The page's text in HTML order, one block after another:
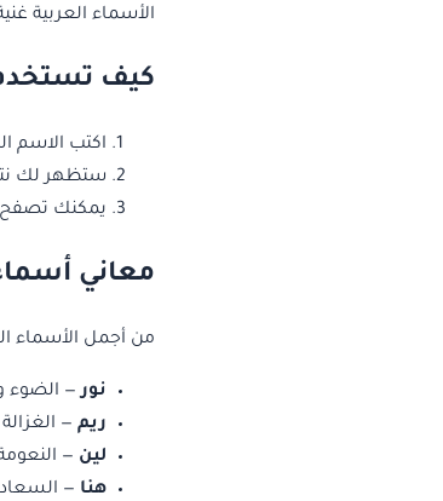
الأسماء العربية
كيف
اكتب الاسم
ستظهر لك
يمكنك تصفح
معاني
من أجمل الأسماء
نور— الضوء
ريم —
لين —
هنا —